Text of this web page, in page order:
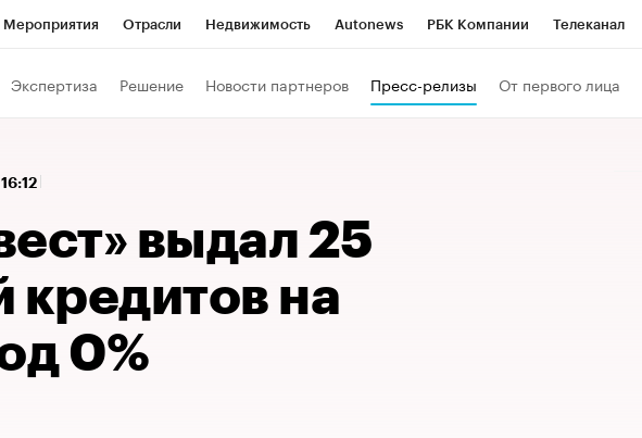
Мероприятия Отрасли Недвижимость Autonews РБК Компании Телеканал
Финансы
Экспертиза Решение Новости партнеров Пресс-релизы От первого лица
выдал 25
кредитов на
0%